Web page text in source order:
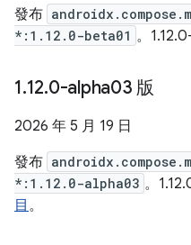
發布
*:1.12.0-beta01 。
1.12.0-alpha03 版
2026 年 5 月 19 日
發布
*:1.12.0-alpha03 。
目 。